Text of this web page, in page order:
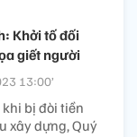
Khởi tố đối
giết người
13:00’
bị đòi tiền
xây dựng, Quý